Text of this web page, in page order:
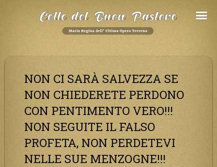
NON CI SARÀ SALVEZZA SE
NON CHIEDERETE PERDONO
CON PENTIMENTO VERO!!!
NON SEGUITE IL FALSO
PROFETA, NON PERDETEVI
NELLE SUE MENZOGNE!!!